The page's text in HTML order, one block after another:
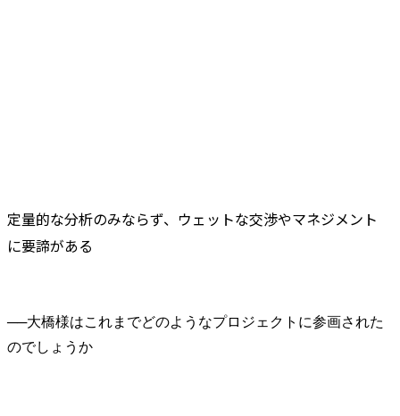
定量的な分析のみならず、ウェットな交渉やマネジメント
に要諦がある
──大橋様はこれまでどのようなプロジェクトに参画された